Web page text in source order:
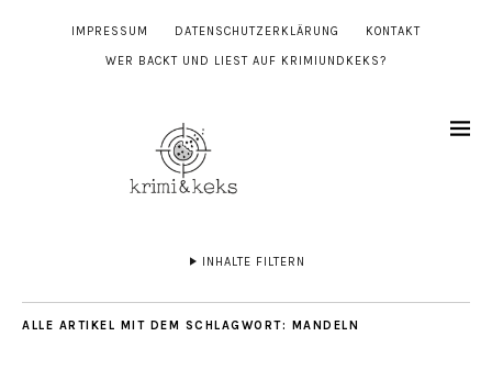
IMPRESSUM DATENSCHUTZERKLÄRUNG KONTAKT
WER BACKT UND LIEST AUF KRIMIUNDKEKS?
INHALTE FILTERN
ALLE ARTIKEL MIT DEM SCHLAGWORT: MANDELN